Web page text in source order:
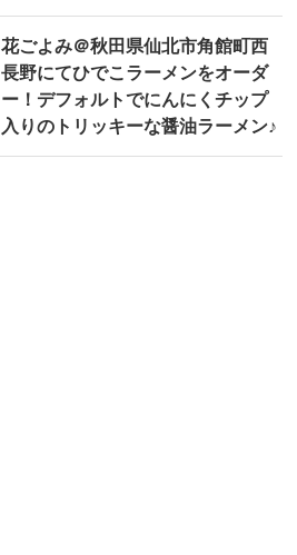
花ごよみ＠秋田県仙北市角館町西
長野にてひでこラーメンをオーダ
ー！デフォルトでにんにくチップ
入りのトリッキーな醤油ラーメン♪